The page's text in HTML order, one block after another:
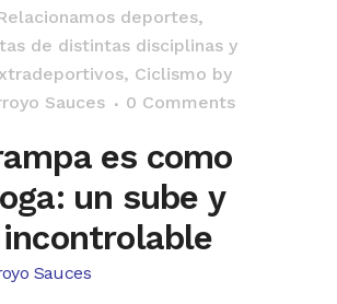
deportes,
de distintas disciplinas y
, Ciclismo by
Sauces
0 Comments
es como
un sube y
Sauces